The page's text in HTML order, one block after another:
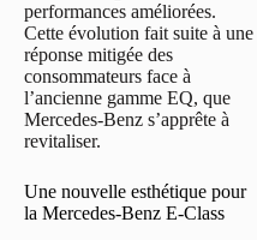
performances améliorées.
Cette évolution fait suite à une
réponse mitigée des
consommateurs face à
l’ancienne gamme EQ, que
Mercedes-Benz s’apprête à
revitaliser.
Une nouvelle esthétique pour
la Mercedes-Benz E-Class